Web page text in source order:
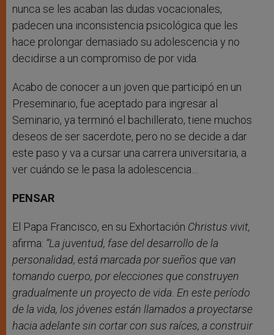
nunca se les acaban las dudas vocacionales,
padecen una inconsistencia psicológica que les
hace prolongar demasiado su adolescencia y no
decidirse a un compromiso de por vida.
Acabo de conocer a un joven que participó en un
Preseminario, fue aceptado para ingresar al
Seminario, ya terminó el bachillerato, tiene muchos
deseos de ser sacerdote, pero no se decide a dar
este paso y va a cursar una carrera universitaria, a
ver cuándo se le pasa la adolescencia…
PENSAR
El Papa Francisco, en su Exhortación Christus vivit,
afirma: “La juventud, fase del desarrollo de la
personalidad, está marcada por sueños que van
tomando cuerpo, por elecciones que construyen
gradualmente un proyecto de vida. En este período
de la vida, los jóvenes están llamados a proyectarse
hacia adelante sin cortar con sus raíces, a construir